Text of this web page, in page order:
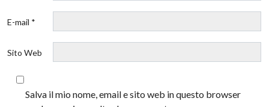
E-mail *
Sito Web
Salva il mio nome, email e sito web in questo browser